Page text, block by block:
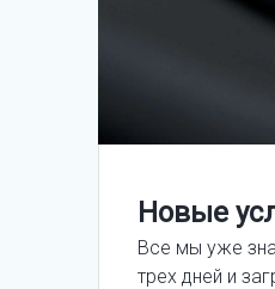
Новые
Все мы уже
трех дней и